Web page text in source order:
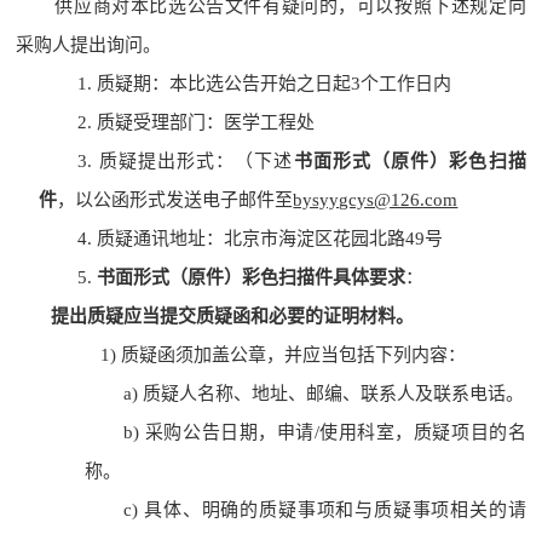
供应商对本比选公告文件有疑问的，可以按照下述规定向
采购人提出询问。
1. 质疑期 ：本比选公告开始之日起3个工作日内
2. 质疑受理部门 ：
医学工程处
3. 质疑提出形式： （下述 书面形式（原件）彩色扫描
件，以公函形式发送电子邮件至bysyygcys@126.com
4. 质疑通讯地址：北京市海淀区花园北路49号
5. 书面形式（原件）彩色扫描件具体要求：
提出质疑应当提交质疑函和必要的证明材料。
1) 质疑函须加盖公章，并应当包括下列内容：
a) 质疑人名称、地址、邮编、联系人及联系电话。
b) 采购公告日期，申请/使用科室， 质疑项目的名
称。
c)具体、明确的质疑事项和与质疑事项相关的请